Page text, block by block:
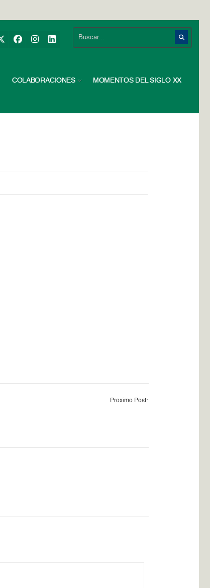
COLABORACIONES MOMENTOS DEL SIGLO XX
Proximo Post: